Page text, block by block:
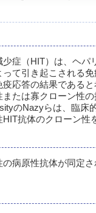
症（HIT）は、ヘパ
て引き起こされる
応答の結果である
たは寡クローン性の
のNazyらは、臨床
抗体のクローン性
病原性抗体が同定